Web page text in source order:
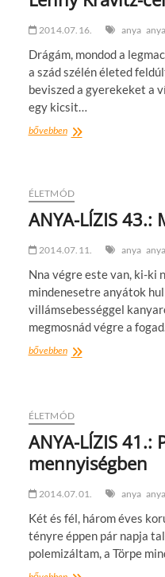
2014.07.16. anya
Drágám, mondod a
a szád szélén életed
beviszed a gyerekeket a
egy kicsit…
bővebbenANYA-
avagy
Lenny
Kravitz-
cel
agárdi
strandon
ÉLETMÓD
ANYA-LÍZIS 43.:
2014.07.11. anya
Nna végre este van, ki-ki
mindenesetre anyátok
villámsebességgel
megmosnád végre a
bővebbenANYA-
világa
ÉLETMÓD
ANYA-LÍZIS
mennyiségben
2014.07.01. anya
Két és fél, három éves
tényre éppen pár napja
polemizáltam, a Törpe